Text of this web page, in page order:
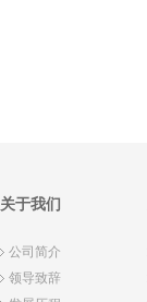
关于我们
公司简介
领导致辞